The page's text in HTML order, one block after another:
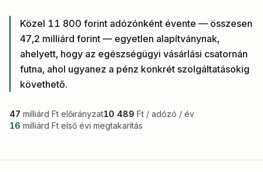
Közel 11 800 forint adózónként évente — összesen
47,2 milliárd forint — egyetlen alapítványnak,
ahelyett, hogy az egészségügyi vásárlási csatornán
futna, ahol ugyanez a pénz konkrét szolgáltatásokig
követhető.
47 milliárd Ft előirányzat10 489 Ft / adózó / év
16 milliárd Ft első évi megtakarítás